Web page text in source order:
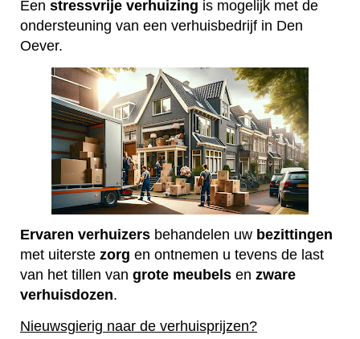
Een stressvrije verhuizing is mogelijk met de
ondersteuning van een verhuisbedrijf in Den
Oever.
Ervaren verhuizers behandelen uw bezittingen
met uiterste zorg en ontnemen u tevens de last
van het tillen van grote meubels en zware
verhuisdozen.
Nieuwsgierig naar de verhuisprijzen?